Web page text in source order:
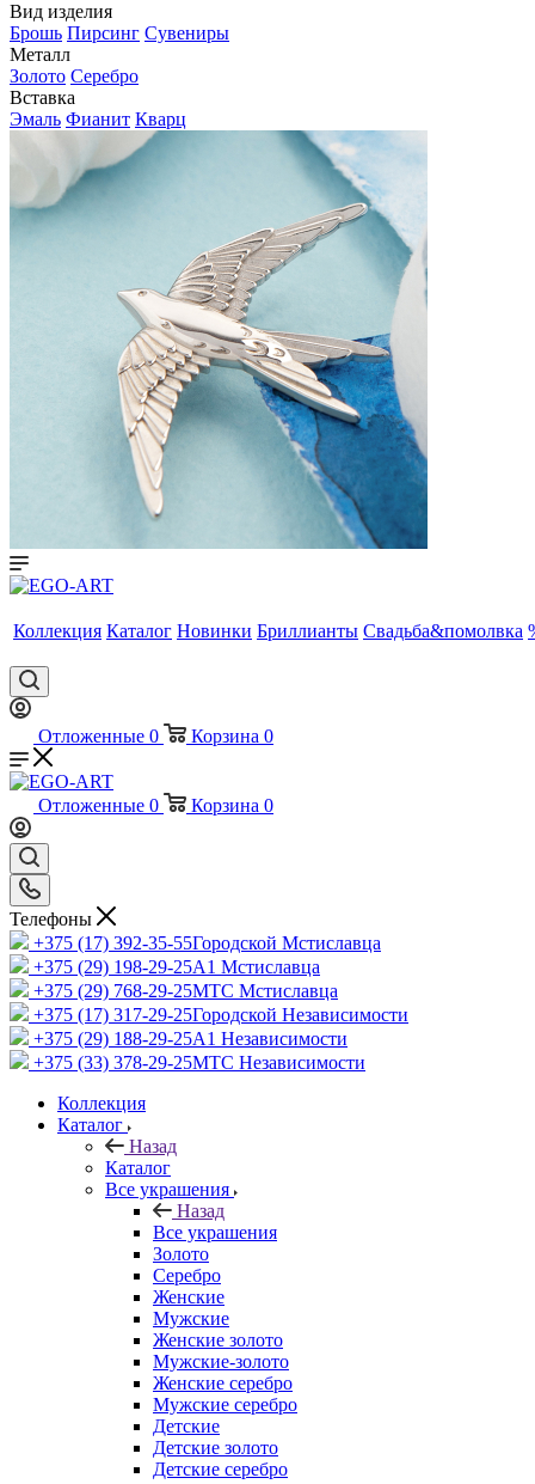
Вид изделия
Брошь Пирсинг Сувениры
Металл
Золото Серебро
Вставка
Эмаль Фианит Кварц
Коллекция Каталог Новинки Бриллианты Свадьба&помолвка
Отложенные 0 Корзина 0
Отложенные 0 Корзина 0
Телефоны
+375 (17) 392-35-55Городской Мстиславца
+375 (29) 198-29-25A1 Мстиславца
+375 (29) 768-29-25МТС Мстиславца
+375 (17) 317-29-25Городской Независимости
+375 (29) 188-29-25A1 Независимости
+375 (33) 378-29-25МТС Независимости
Коллекция
Каталог
Назад
Каталог
Все украшения
Назад
Все украшения
Золото
Серебро
Женские
Мужские
Женские золото
Мужские-золото
Женские серебро
Мужские серебро
Детские
Детские золото
Детские серебро